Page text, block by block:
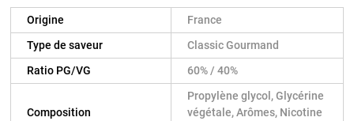
Origine
France
Type de saveur
Classic Gourmand
Ratio PG/VG
60% / 40%
Composition
Propylène glycol, Glycérine
végétale, Arômes, Nicotine